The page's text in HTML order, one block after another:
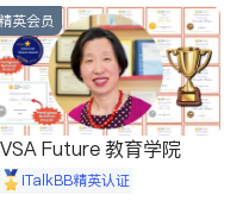
精英会员
VSA Future 教育学院
iTalkBB精英认证